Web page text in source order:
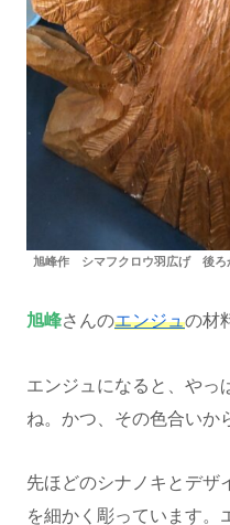
旭峰作 シマフクロウ羽広げ 後ろ
旭峰さんのエンジュの材
エンジュになると、やっ
ね。かつ、その色合いか
先ほどのシナノキとデザ
を細かく彫っています。